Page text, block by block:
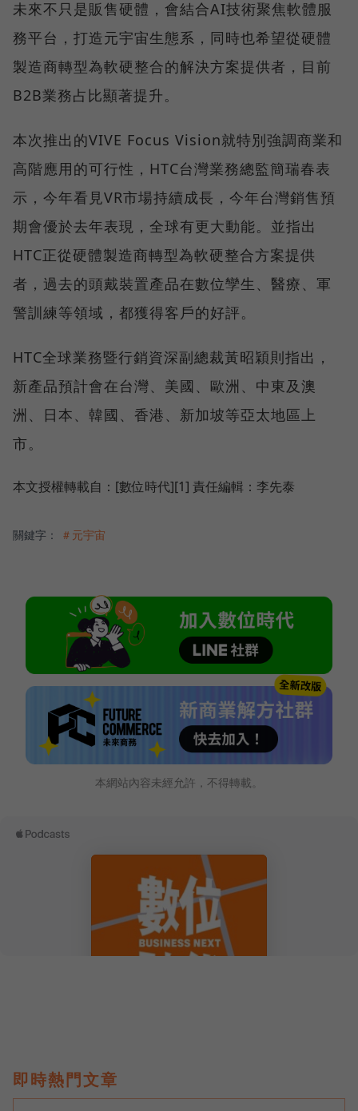
未來不只是販售硬體，會結合AI技術聚焦軟體服
務平台，打造元宇宙生態系，同時也希望從硬體
製造商轉型為軟硬整合的解決方案提供者，目前
B2B業務占比顯著提升。
本次推出的VIVE Focus Vision就特別強調商業和
高階應用的可行性，HTC台灣業務總監簡瑞春表
示，今年看見VR市場持續成長，今年台灣銷售預
期會優於去年表現，全球有更大動能。並指出
HTC正從硬體製造商轉型為軟硬整合方案提供
者，過去的頭戴裝置產品在數位孿生、醫療、軍
警訓練等領域，都獲得客戶的好評。
HTC全球業務暨行銷資深副總裁黃昭穎則指出，
新產品預計會在台灣、美國、歐洲、中東及澳
洲、日本、韓國、香港、新加坡等亞太地區上
市。
本文授權轉載自：[數位時代][1] 責任編輯：李先泰
關鍵字： ＃元宇宙
本網站內容未經允許，不得轉載。
即時熱門文章